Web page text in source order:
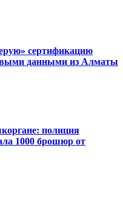
сертификацию
данными из Алматы
полиция
1000 брошюр от